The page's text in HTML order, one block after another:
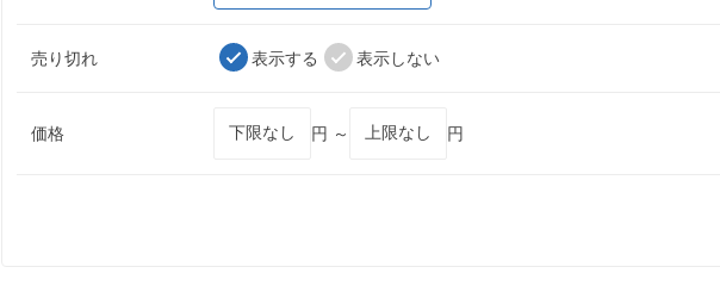
売り切れ 表示する 表示しない
価格 円 ～ 円